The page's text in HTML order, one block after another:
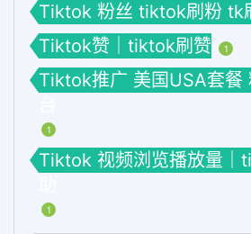
Tiktok 粉丝 tiktok刷粉 tk
Tiktok赞｜tiktok刷赞 1
Tiktok推广 美国USA套餐
1
Tiktok 视频浏览播放量｜
1